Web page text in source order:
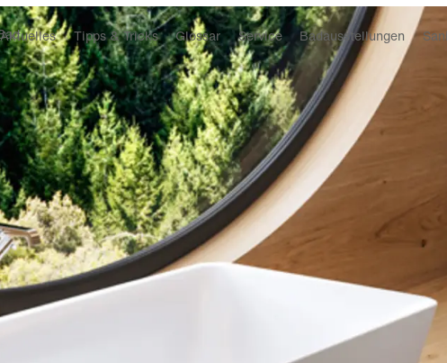
Aktuelles Tipps & Tricks Glossar Service Badausstellungen